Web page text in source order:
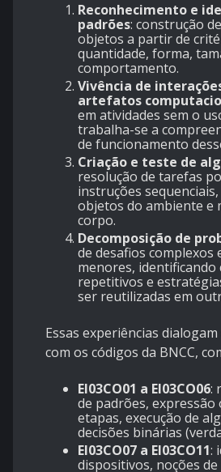
Reconhecimento e
padrões: construção
objetos a partir de
quantidade, forma,
comportamento.
Vivência de
artefatos
em atividades sem o
trabalha-se a
de funcionamento
Criação e teste de
resolução de tarefas
instruções
objetos do ambiente e
corpo.
Decomposição de
de desafios complexos
menores, identificando
repetitivos e
ser reutilizadas em
Essas experiências
com os códigos da BNCC,
EI03CO01 a EI03CO06:
de padrões, expressão
etapas, execução de
decisões binárias
EI03CO07 a EI03CO11:
dispositivos, noções